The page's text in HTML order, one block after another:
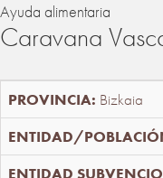
Ayuda alimentaria
Caravana
Bizkaia